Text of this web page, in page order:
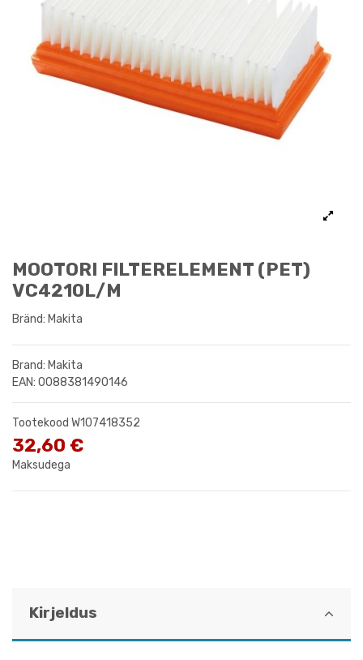
MOOTORI FILTERELEMENT (PET)
VC4210L/M
Bränd: Makita
Brand: Makita
EAN: 0088381490146
Tootekood W107418352
32,60 €
Maksudega
Kirjeldus